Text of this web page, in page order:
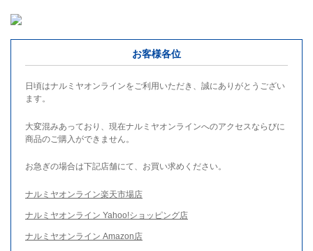
お客様各位
日頃はナルミヤオンラインをご利用いただき、誠にありがとうござい
ます。
大変混みあっており、現在ナルミヤオンラインへのアクセスならびに
商品のご購入ができません。
お急ぎの場合は下記店舗にて、お買い求めください。
ナルミヤオンライン楽天市場店
ナルミヤオンライン Yahoo!ショッピング店
ナルミヤオンライン Amazon店